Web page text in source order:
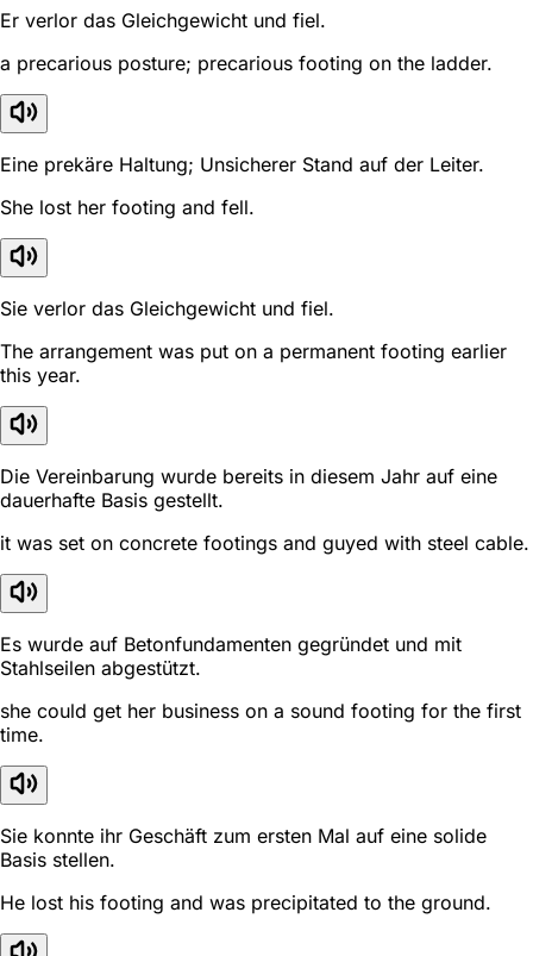
Er verlor das Gleichgewicht und fiel.
a precarious posture; precarious footing on the ladder.
Eine prekäre Haltung; Unsicherer Stand auf der Leiter.
She lost her footing and fell.
Sie verlor das Gleichgewicht und fiel.
The arrangement was put on a permanent footing earlier
this year.
Die Vereinbarung wurde bereits in diesem Jahr auf eine
dauerhafte Basis gestellt.
it was set on concrete footings and guyed with steel cable.
Es wurde auf Betonfundamenten gegründet und mit
Stahlseilen abgestützt.
she could get her business on a sound footing for the first
time.
Sie konnte ihr Geschäft zum ersten Mal auf eine solide
Basis stellen.
He lost his footing and was precipitated to the ground.